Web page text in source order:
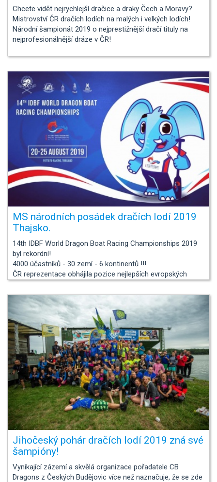
Chcete vidět nejrychlejší dračice a draky Čech a Moravy?
Mistrovství ČR dračích lodích na malých i velkých lodích!
Národní šampionát 2019 o nejprestižnější dračí tituly na
nejprofesionálnější dráze v ČR!
MS národních posádek dračích lodí 2019
Thajsko.
14th IDBF World Dragon Boat Racing Championships 2019
byl rekordní!
4000 účastníků - 30 zemí - 6 kontinentů !!!
ČR reprezentace obhájila pozice nejlepších evropských
posádek ve svých kategoriích a světově se držíme v TOP
TEN.
Jihočeský pohár dračích lodí 2019 zná své
šampióny!
Vynikající zázemí a skvělá organizace pořadatele CB
Dragons z Českých Budějovic více než naznačuje, že se zde